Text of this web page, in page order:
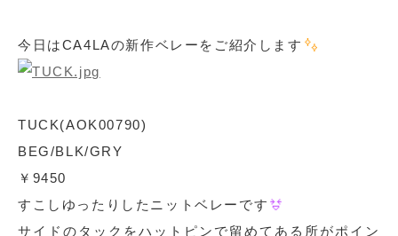
今日はCA4LAの新作ベレーをご紹介します
TUCK(AOK00790)
BEG/BLK/GRY
￥9450
すこしゆったりしたニットベレーです
サイドのタックをハットピンで留めてある所がポイン